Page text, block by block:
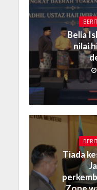
Belia
nilai
Tiada